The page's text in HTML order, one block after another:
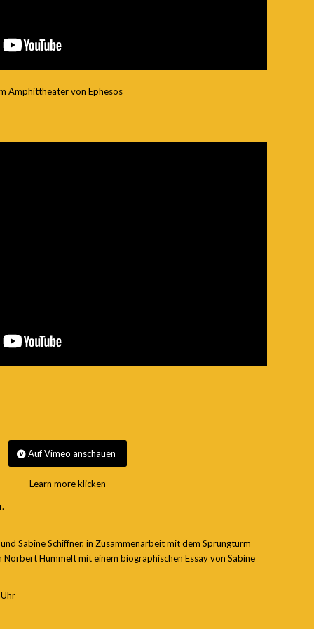
Amphittheater von Ephesos
Auf Vimeo anschauen
Learn more klicken
Sabine Schiffner, in Zusammenarbeit mit dem Sprungturm
Norbert Hummelt mit einem biographischen Essay von Sabine